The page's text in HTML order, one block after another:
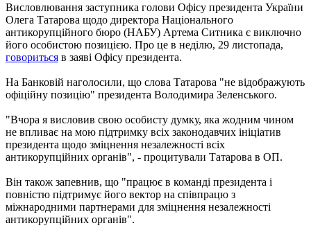
Висловлювання заступника голови Офісу президента України
Олега Татарова щодо директора Національного
антикорупційного бюро (НАБУ) Артема Ситника є виключно
його особистою позицією. Про це в неділю, 29 листопада,
говориться в заяві Офісу президента.
На Банковій наголосили, що слова Татарова "не відображують
офіційну позицію" президента Володимира Зеленського.
"Вчора я висловив свою особисту думку, яка жодним чином
не впливає на мою підтримку всіх законодавчих ініціатив
президента щодо зміцнення незалежності всіх
антикорупційних органів", - процитували Татарова в ОП.
Він також запевнив, що "працює в команді президента і
повністю підтримує його вектор на співпрацю з
міжнародними партнерами для зміцнення незалежності
антикорупційних органів".